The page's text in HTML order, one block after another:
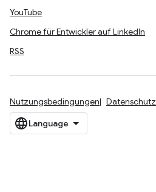
YouTube
Chrome für Entwickler auf LinkedIn
RSS
Nutzungsbedingungen Datenschutz